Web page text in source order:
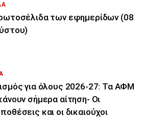
των εφημερίδων (08
για όλους 2026-27: Τα ΑΦΜ
σήμερα αίτηση- Οι
και οι δικαιούχοι